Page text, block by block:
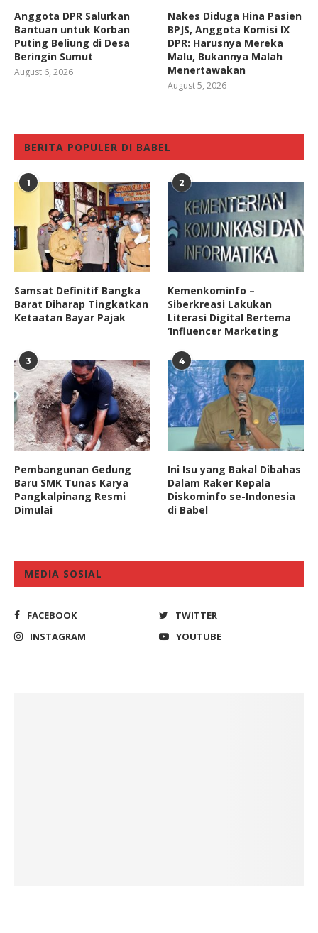
Anggota DPR Salurkan
Bantuan untuk Korban
Puting Beliung di Desa
Beringin Sumut
August 6, 2026
Nakes Diduga Hina Pasien
BPJS, Anggota Komisi IX
DPR: Harusnya Mereka
Malu, Bukannya Malah
Menertawakan
August 5, 2026
BERITA POPULER DI BABEL
1
Samsat Definitif Bangka
Barat Diharap Tingkatkan
Ketaatan Bayar Pajak
2
Kemenkominfo –
Siberkreasi Lakukan
Literasi Digital Bertema
‘Influencer Marketing
3
Pembangunan Gedung
Baru SMK Tunas Karya
Pangkalpinang Resmi
Dimulai
4
Ini Isu yang Bakal Dibahas
Dalam Raker Kepala
Diskominfo se-Indonesia
di Babel
MEDIA SOSIAL
FACEBOOK
TWITTER
INSTAGRAM
YOUTUBE